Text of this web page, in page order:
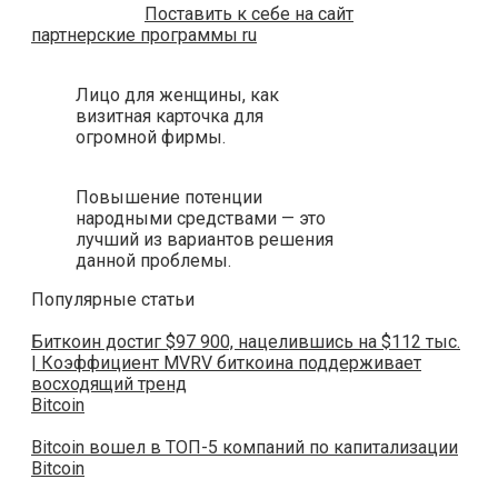
Поставить к себе на сайт
партнерские программы ru
Лицо для женщины, как
визитная карточка для
огромной фирмы.
Повышение потенции
народными средствами — это
лучший из вариантов решения
данной проблемы.
Популярные статьи
Биткоин достиг $97 900, нацелившись на $112 тыс.
| Коэффициент MVRV биткоина поддерживает
восходящий тренд
Bitcoin
Bitcoin вошел в ТОП-5 компаний по капитализации
Bitcoin